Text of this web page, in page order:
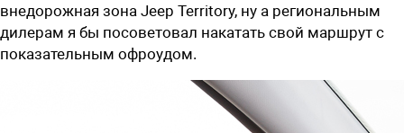
внедорожная зона Jeep Territory, ну а региональным
дилерам я бы посоветовал накатать свой маршрут с
показательным офроудом.